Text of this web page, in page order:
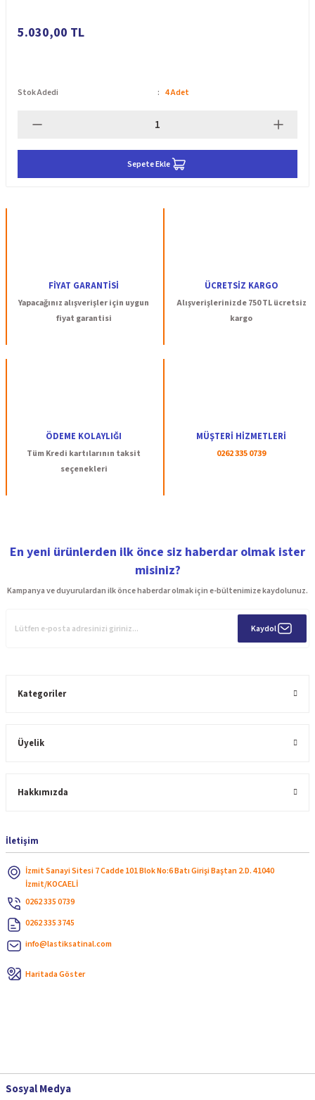
5.030,00 TL
Stok Adedi 4 Adet
Sepete Ekle
FİYAT GARANTİSİ
Yapacağınız alışverişler için uygun
fiyat garantisi
ÜCRETSİZ KARGO
Alışverişlerinizde 750 TL ücretsiz
kargo
ÖDEME KOLAYLIĞI
Tüm Kredi kartılarının taksit
seçenekleri
MÜŞTERİ HİZMETLERİ
0262 335 0739
En yeni ürünlerden ilk önce siz haberdar olmak ister
misiniz?
Kampanya ve duyurulardan ilk önce haberdar olmak için e-bültenimize kaydolunuz.
Kaydol
Kategoriler
Üyelik
Hakkımızda
İletişim
İzmit Sanayi Sitesi 7 Cadde 101 Blok No:6 Batı Girişi Baştan 2.D. 41040
İzmit/KOCAELİ
0262 335 0739
0262 335 3745
info@lastiksatinal.com
Haritada Göster
Sosyal Medya